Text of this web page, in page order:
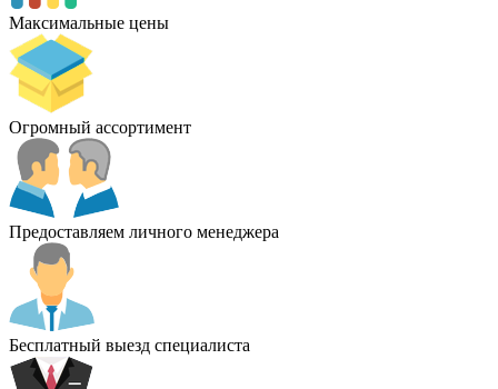
Максимальные цены
Огромный ассортимент
Предоставляем личного менеджера
Бесплатный выезд специалиста